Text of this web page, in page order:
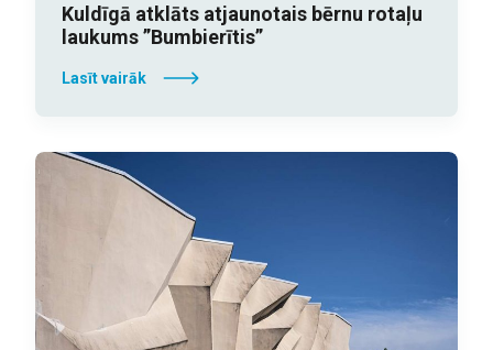
Kuldīgā atklāts atjaunotais bērnu rotaļu
laukums ”Bumbierītis”
Lasīt vairāk